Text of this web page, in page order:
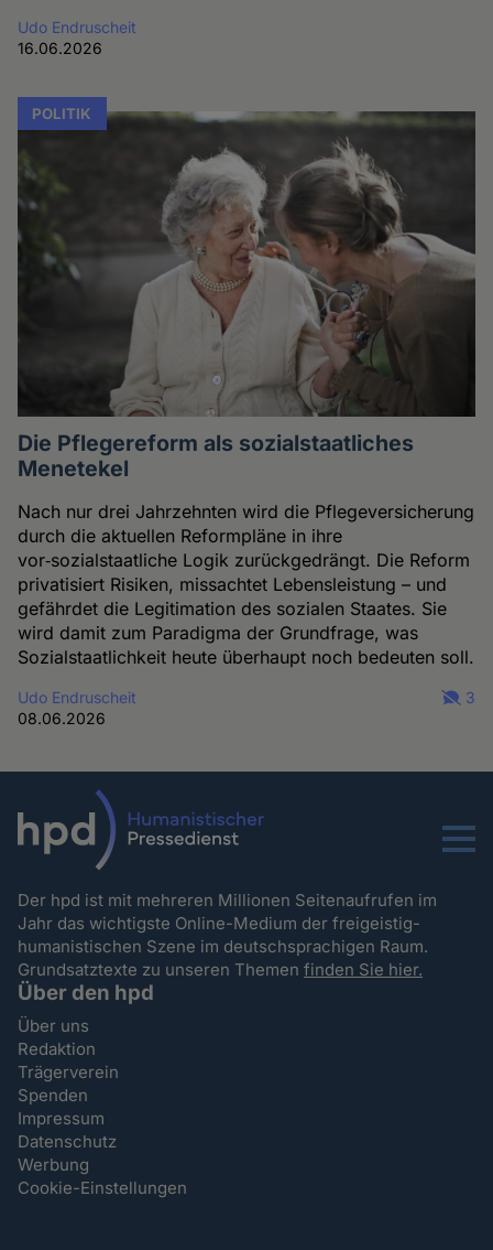
Udo Endruscheit
16.06.2026
POLITIK
Die Pflegereform als sozialstaatliches
Menetekel
Nach nur drei Jahrzehnten wird die Pflegeversicherung
durch die aktuellen Reformpläne in ihre
vor‑sozialstaatliche Logik zurückgedrängt. Die Reform
privatisiert Risiken, missachtet Lebensleistung – und
gefährdet die Legitimation des sozialen Staates. Sie
wird damit zum Paradigma der Grundfrage, was
Sozialstaatlichkeit heute überhaupt noch bedeuten soll.
Udo Endruscheit
08.06.2026
3
Menu
Der hpd ist mit mehreren Millionen Seitenaufrufen im
Jahr das wichtigste Online-Medium der freigeistig-
humanistischen Szene im deutschsprachigen Raum.
Grundsatztexte zu unseren Themenfinden Sie hier.
Über den hpd
Über uns
Redaktion
Trägerverein
Spenden
Impressum
Datenschutz
Werbung
Cookie-Einstellungen